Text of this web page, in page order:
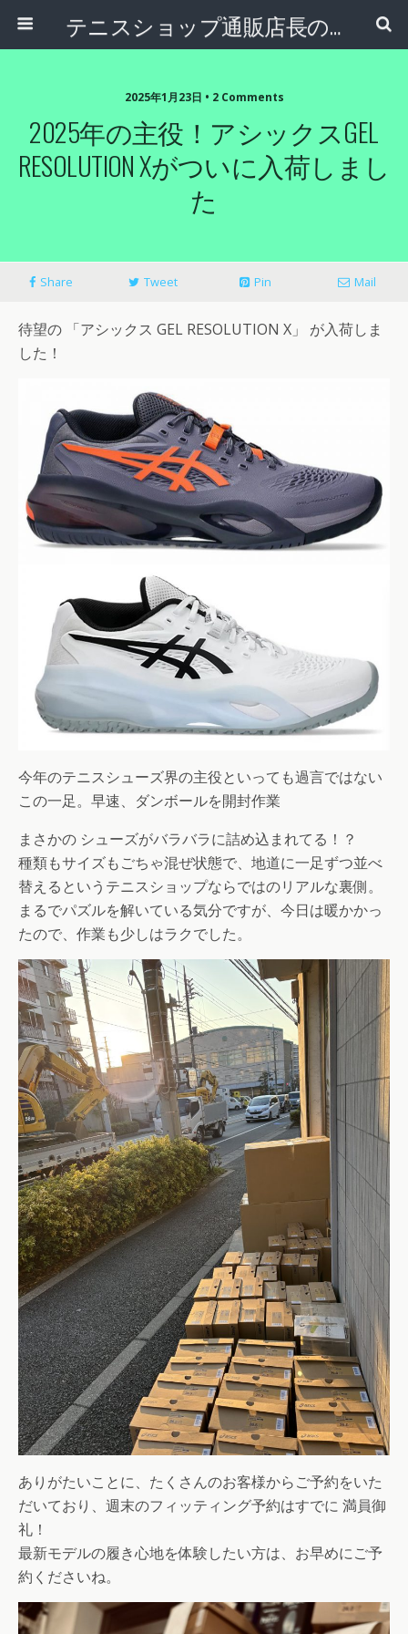
テニスショップ通販店長のブログ＠テニスショップLAFINO 西山克久
2025年1月23日 • 2 Comments
2025年の主役！アシックスGEL
RESOLUTION Xがついに入荷しまし
た
Share Tweet Pin Mail
待望の 「アシックス GEL RESOLUTION X」 が入荷しま
した！
今年のテニスシューズ界の主役といっても過言ではない
この一足。早速、ダンボールを開封作業
まさかの シューズがバラバラに詰め込まれてる！？
種類もサイズもごちゃ混ぜ状態で、地道に一足ずつ並べ
替えるというテニスショップならではのリアルな裏側。
まるでパズルを解いている気分ですが、今日は暖かかっ
たので、作業も少しはラクでした。
ありがたいことに、たくさんのお客様からご予約をいた
だいており、週末のフィッティング予約はすでに 満員御
礼！
最新モデルの履き心地を体験したい方は、お早めにご予
約くださいね。